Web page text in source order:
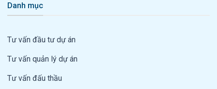
Danh mục
Tư vấn đầu tư dự án
Tư vấn quản lý dự án
Tư vấn đấu thầu